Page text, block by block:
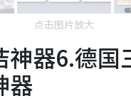
点击图片放大
神器6.德国
器